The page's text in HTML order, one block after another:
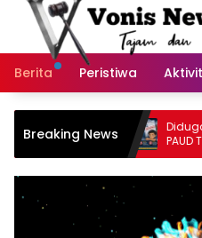
Langsung
Berita
Peristiwa
Breaking News
PT
Diduga
PAUD
Sejumlah